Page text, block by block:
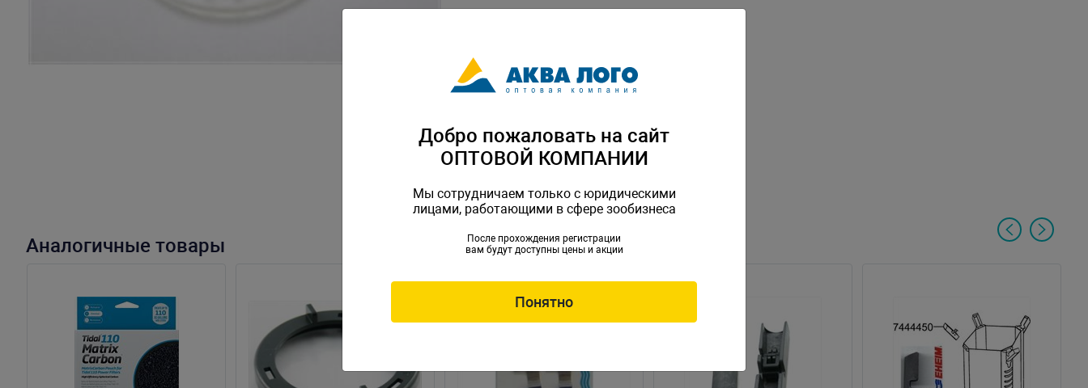
Аналогичные товары
Добро пожаловать на сайт
ОПТОВОЙ КОМПАНИИ
Мы сотрудничаем только с юридическими
лицами, работающими в сфере зообизнеса
После прохождения регистрации
вам будут доступны цены и акции
Понятно